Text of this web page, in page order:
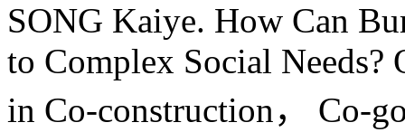
SONG Kaiye. How Can
to Complex Social
in Co-construction， Co-